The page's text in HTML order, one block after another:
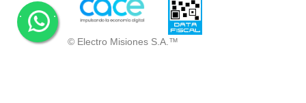
© Electro Misiones S.A.™
. .